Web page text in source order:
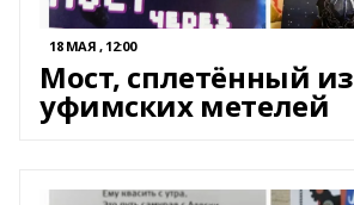
18 МАЯ , 12:00
Мост, сплетённый из
уфимских метелей